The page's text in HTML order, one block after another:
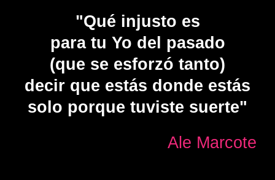
"Qué injusto es
para tu Yo del pasado
(que se esforzó tanto)
decir que estás donde estás
solo porque tuviste suerte"
Ale Marcote